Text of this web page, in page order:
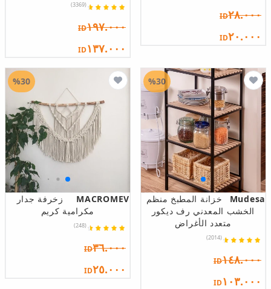
ID٢٨.٠٠٠
ID٢٠.٠٠٠
(3369)
ID١٩٧.٠٠٠
ID١٣٧.٠٠٠
Mudesa
خزانة المطبخ منظم
الخشب المعدني رف ديكور
متعدد الأغراض
(2014)
ID١٤٨.٠٠٠
ID١٠٣.٠٠٠
%30
MACROMEV
زخرفة جدار
مكرامية كريم
(248)
ID٣٦.٠٠٠
ID٢٥.٠٠٠
%30